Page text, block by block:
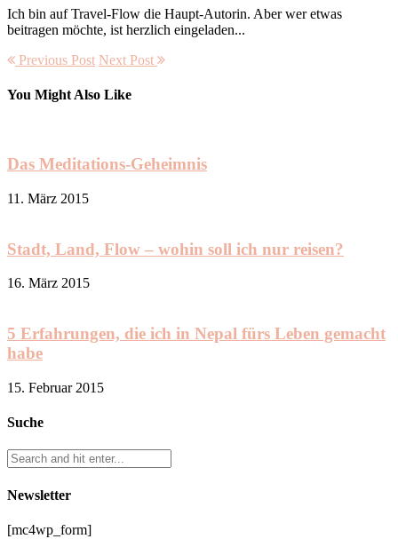
Ich bin auf Travel-Flow die Haupt-Autorin. Aber wer etwas
beitragen möchte, ist herzlich eingeladen...
Previous Post Next Post
You Might Also Like
Das Meditations-Geheimnis
11. März 2015
Stadt, Land, Flow – wohin soll ich nur reisen?
16. März 2015
5 Erfahrungen, die ich in Nepal fürs Leben gemacht
habe
15. Februar 2015
Suche
Newsletter
[mc4wp_form]